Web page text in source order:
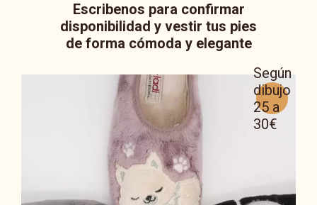
Escribenos para confirmar
disponibilidad y vestir tus pies
de forma cómoda y elegante
Según
dibujo
25 a
30€